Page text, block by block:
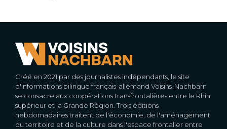
Créé en 2021 par des journalistes indépendants, le site
d'informations bilingue français-allemand Voisins-Nachbarn
se consacre aux coopérations transfrontalières entre le Rhin
supérieur et la Grande Région. Trois éditions
hebdomadaires traitent de l'économie, de l'aménagement
du territoire et de la culture dans l'espace frontalier entre